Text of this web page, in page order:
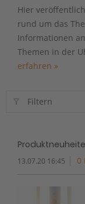
Hier
rund um das
Informationen
Themen in der
erfahren »
Filtern
13.07.20 16:45 0